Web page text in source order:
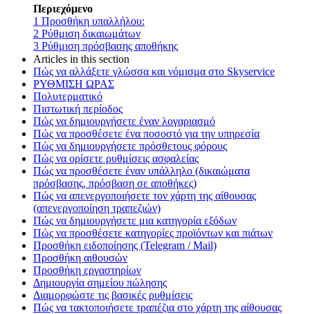
Περιεχόμενο
1 Προσθήκη υπαλλήλου:
2 Ρύθμιση δικαιωμάτων
3 Ρύθμιση πρόσβασης αποθήκης
Articles in this section
Πώς να αλλάξετε γλώσσα και νόμισμα στο Skyservice
ΡΥΘΜΙΣΗ ΩΡΑΣ
Πολυτερματικό
Πιστωτική περίοδος
Πώς να δημιουργήσετε έναν λογαριασμό
Πώς να προσθέσετε ένα ποσοστό για την υπηρεσία
Πώς να δημιουργήσετε πρόσθετους φόρους
Πώς να ορίσετε ρυθμίσεις ασφαλείας
Πώς να προσθέσετε έναν υπάλληλο (δικαιώματα
πρόσβασης, πρόσβαση σε αποθήκες)
Πώς να απενεργοποιήσετε τον χάρτη της αίθουσας
(απενεργοποίηση τραπεζιών)
Πώς να δημιουργήσετε μια κατηγορία εξόδων
Πώς να προσθέσετε κατηγορίες προϊόντων και πιάτων
Προσθήκη ειδοποίησης (Telegram / Mail)
Προσθήκη αιθουσών
Προσθήκη εργαστηρίων
Δημιουργία σημείου πώλησης
Διαμορφώστε τις βασικές ρυθμίσεις
Πώς να τακτοποιήσετε τραπέζια στο χάρτη της αίθουσας